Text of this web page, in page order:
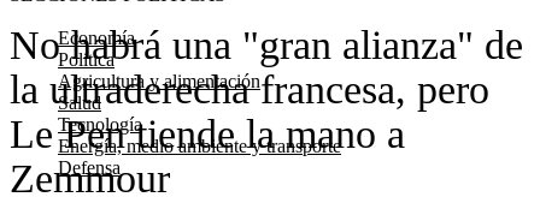
Economía
Política
Agricultura y alimentación
Salud
Tecnología
Energía, medio ambiente y transporte
Defensa
No habrá una "gran alianza" de
la ultraderecha francesa, pero
Le Pen tiende la mano a
Zemmour